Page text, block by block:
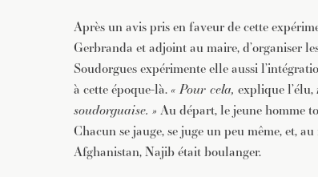
Après un avis pris en faveur de cette
Gerbranda et adjoint au maire, d’organiser
Soudorgues expérimente elle aussi
à cette époque-là. « Pour cela, explique l’élu,
soudorguaise. » Au départ, le jeune homme
Chacun se jauge, se juge un peu même, et,
Afghanistan, Najib était boulanger.